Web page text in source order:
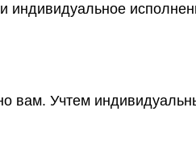
индивидуальное
вам. Учтем